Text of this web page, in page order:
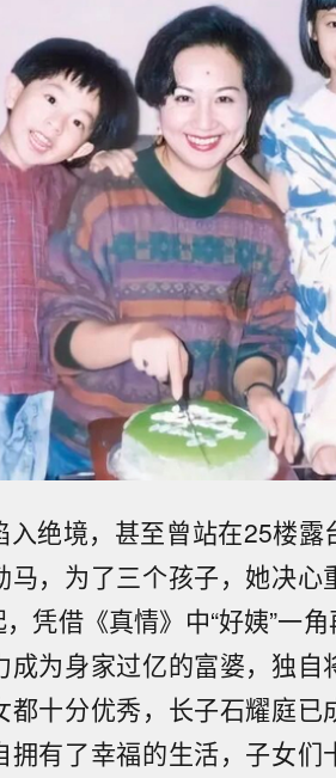
绝境，甚至曾站在25楼露
马，为了三个孩子，她决心
凭借《真情》中“好姨”一
成为身家过亿的富婆，独自
都十分优秀，长子石耀庭已
拥有了幸福的生活，子女们